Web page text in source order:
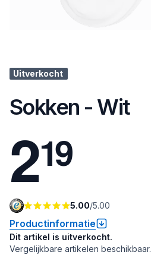
Uitverkocht
Sokken - Wit
219
5.00/5.00
Productinformatie
Dit artikel is uitverkocht.
Vergelijkbare artikelen beschikbaar.